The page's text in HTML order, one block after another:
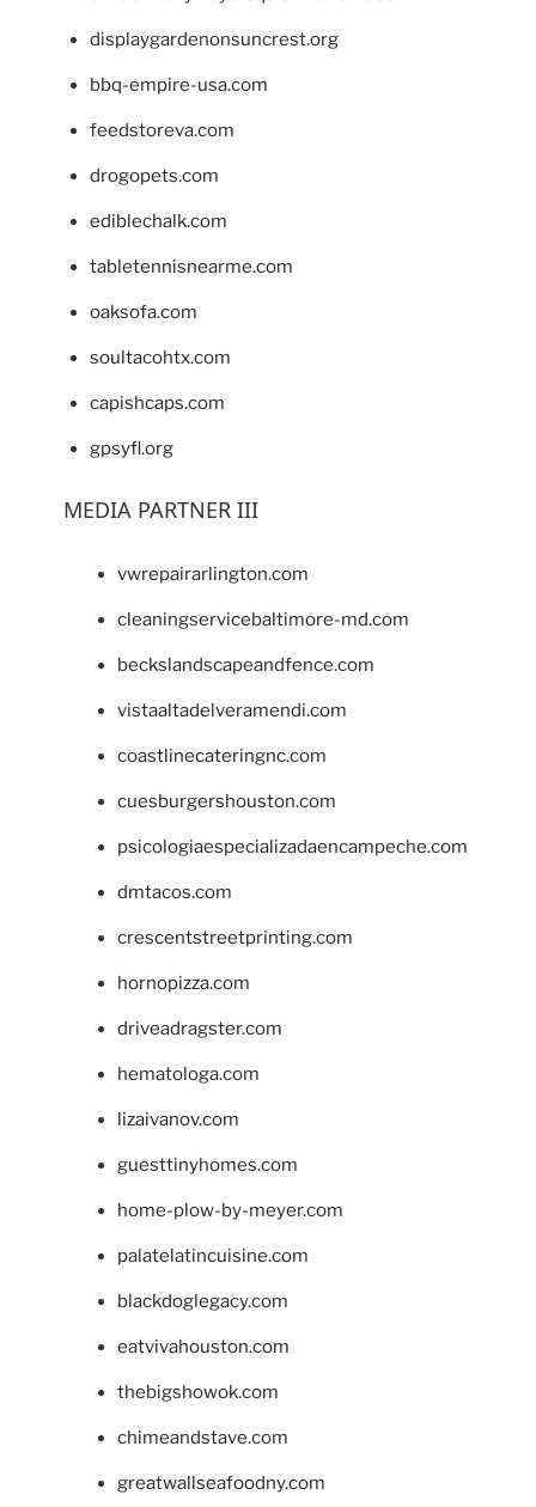
displaygardenonsuncrest.org
bbq-empire-usa.com
feedstoreva.com
drogopets.com
ediblechalk.com
tabletennisnearme.com
oaksofa.com
soultacohtx.com
capishcaps.com
gpsyfl.org
MEDIA PARTNER III
vwrepairarlington.com
cleaningservicebaltimore-md.com
beckslandscapeandfence.com
vistaaltadelveramendi.com
coastlinecateringnc.com
cuesburgershouston.com
psicologiaespecializadaencampeche.com
dmtacos.com
crescentstreetprinting.com
hornopizza.com
driveadragster.com
hematologa.com
lizaivanov.com
guesttinyhomes.com
home-plow-by-meyer.com
palatelatincuisine.com
blackdoglegacy.com
eatvivahouston.com
thebigshowok.com
chimeandstave.com
greatwallseafoodny.com